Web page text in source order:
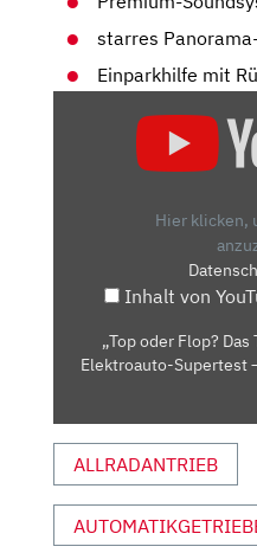
starres
Einparkhilfe mit
(2021)
–
BLOCH
ERKLÄRT
#136
Hier klicken,
Inhalt von
„Top oder Flop?
Elektroauto-Supertest
ALLRADANTRIEB